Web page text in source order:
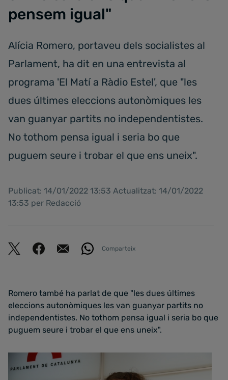
pensem igual"
Alícia Romero, portaveu dels socialistes al
Parlament, ha dit en una entrevista al
programa 'El Matí a Ràdio Estel', que "les
dues últimes eleccions autonòmiques les
van guanyar partits no independentistes.
No tothom pensa igual i seria bo que
puguem seure i trobar el que ens uneix".
Publicat: 14/01/2022 13:53 Actualitzat: 14/01/2022
13:53 per Redacció
Comparteix
Romero també ha parlat de que "les dues últimes
eleccions autonòmiques les van guanyar partits no
independentistes. No tothom pensa igual i seria bo que
puguem seure i trobar el que ens uneix".